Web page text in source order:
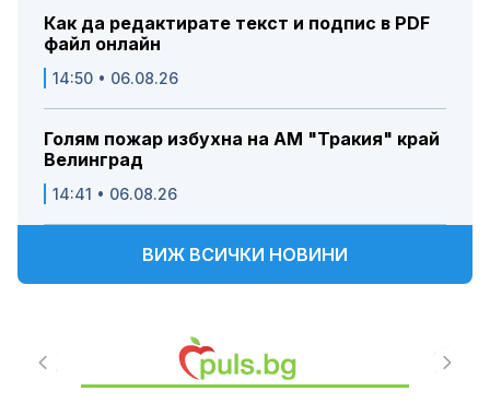
Как да редактирате текст и подпис в PDF
файл онлайн
14:50 • 06.08.26
Голям пожар избухна на АМ "Тракия" край
Велинград
14:41 • 06.08.26
ВИЖ ВСИЧКИ НОВИНИ